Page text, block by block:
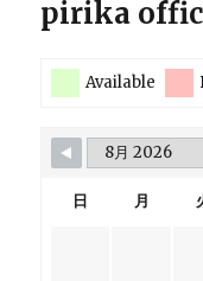
pirika
Available
日 月